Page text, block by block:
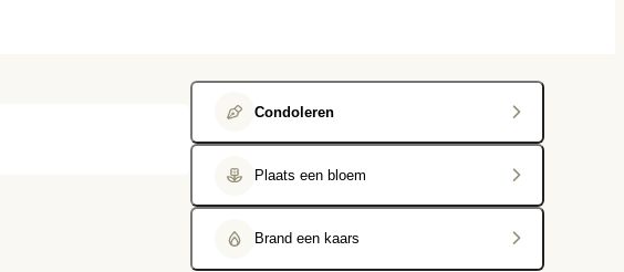
Condoleren
Plaats een bloem
Brand een kaars